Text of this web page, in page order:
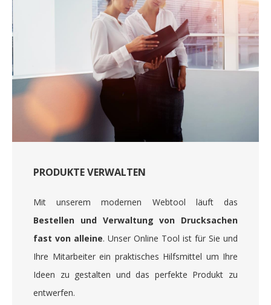
PRODUKTE VERWALTEN
Mit unserem modernen Webtool läuft das
Bestellen und Verwaltung von Drucksachen
fast von alleine. Unser Online Tool ist für Sie und
Ihre Mitarbeiter ein praktisches Hilfsmittel um Ihre
Ideen zu gestalten und das perfekte Produkt zu
entwerfen.